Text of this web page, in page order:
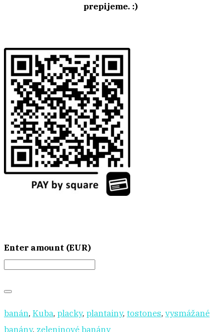
prepijeme. :)
Enter amount (EUR)
banán, Kuba, placky, plantainy, tostones, vysmážané
banány, zeleninové banány